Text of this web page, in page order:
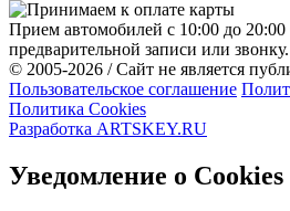
Прием автомобилей с 10:00 до
предварительной записи или звонку.
© 2005-2026 / Сайт не является
Пользовательское соглашение
Политика Cookies
Разработка ARTSKEY.RU
Уведомление о Cookies